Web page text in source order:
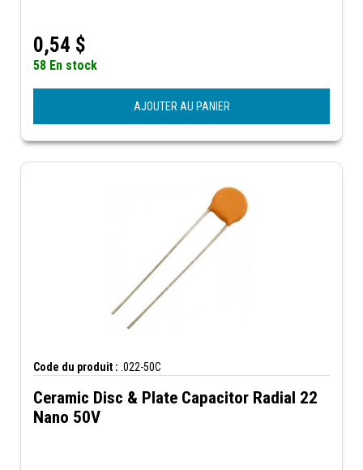
0,54 $
58 En stock
AJOUTER AU PANIER
Code du produit : .022-50C
Ceramic Disc & Plate Capacitor Radial 22
Nano 50V